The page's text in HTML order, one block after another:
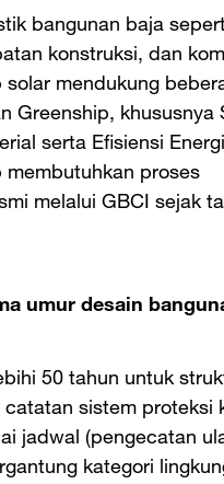
bangunan baja
konstruksi, dan
mendukung
Greenship, khususnya
serta Efisiensi
proses
melalui GBCI sejak
umur desain
50 tahun untuk
sistem proteksi
jadwal (pengecatan
kategori